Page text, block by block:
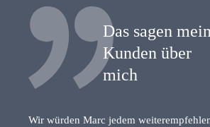
Das sagen
Kunden über
mich
Wir würden Marc jedem